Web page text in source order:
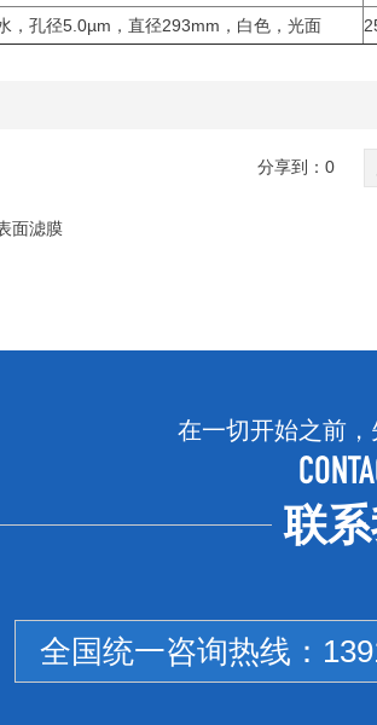
，孔径5.0µm，直径293mm，白色，光面
分享到： 0
面滤膜
在一切开始之前
联
全国统一咨询热线：